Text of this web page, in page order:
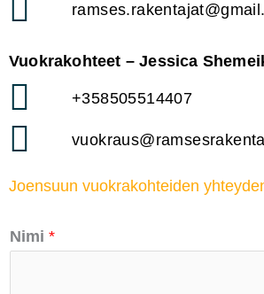
Vuokrakohteet – Jessica
+358505514407
Joensuun vuokrakohteiden
Nimi *